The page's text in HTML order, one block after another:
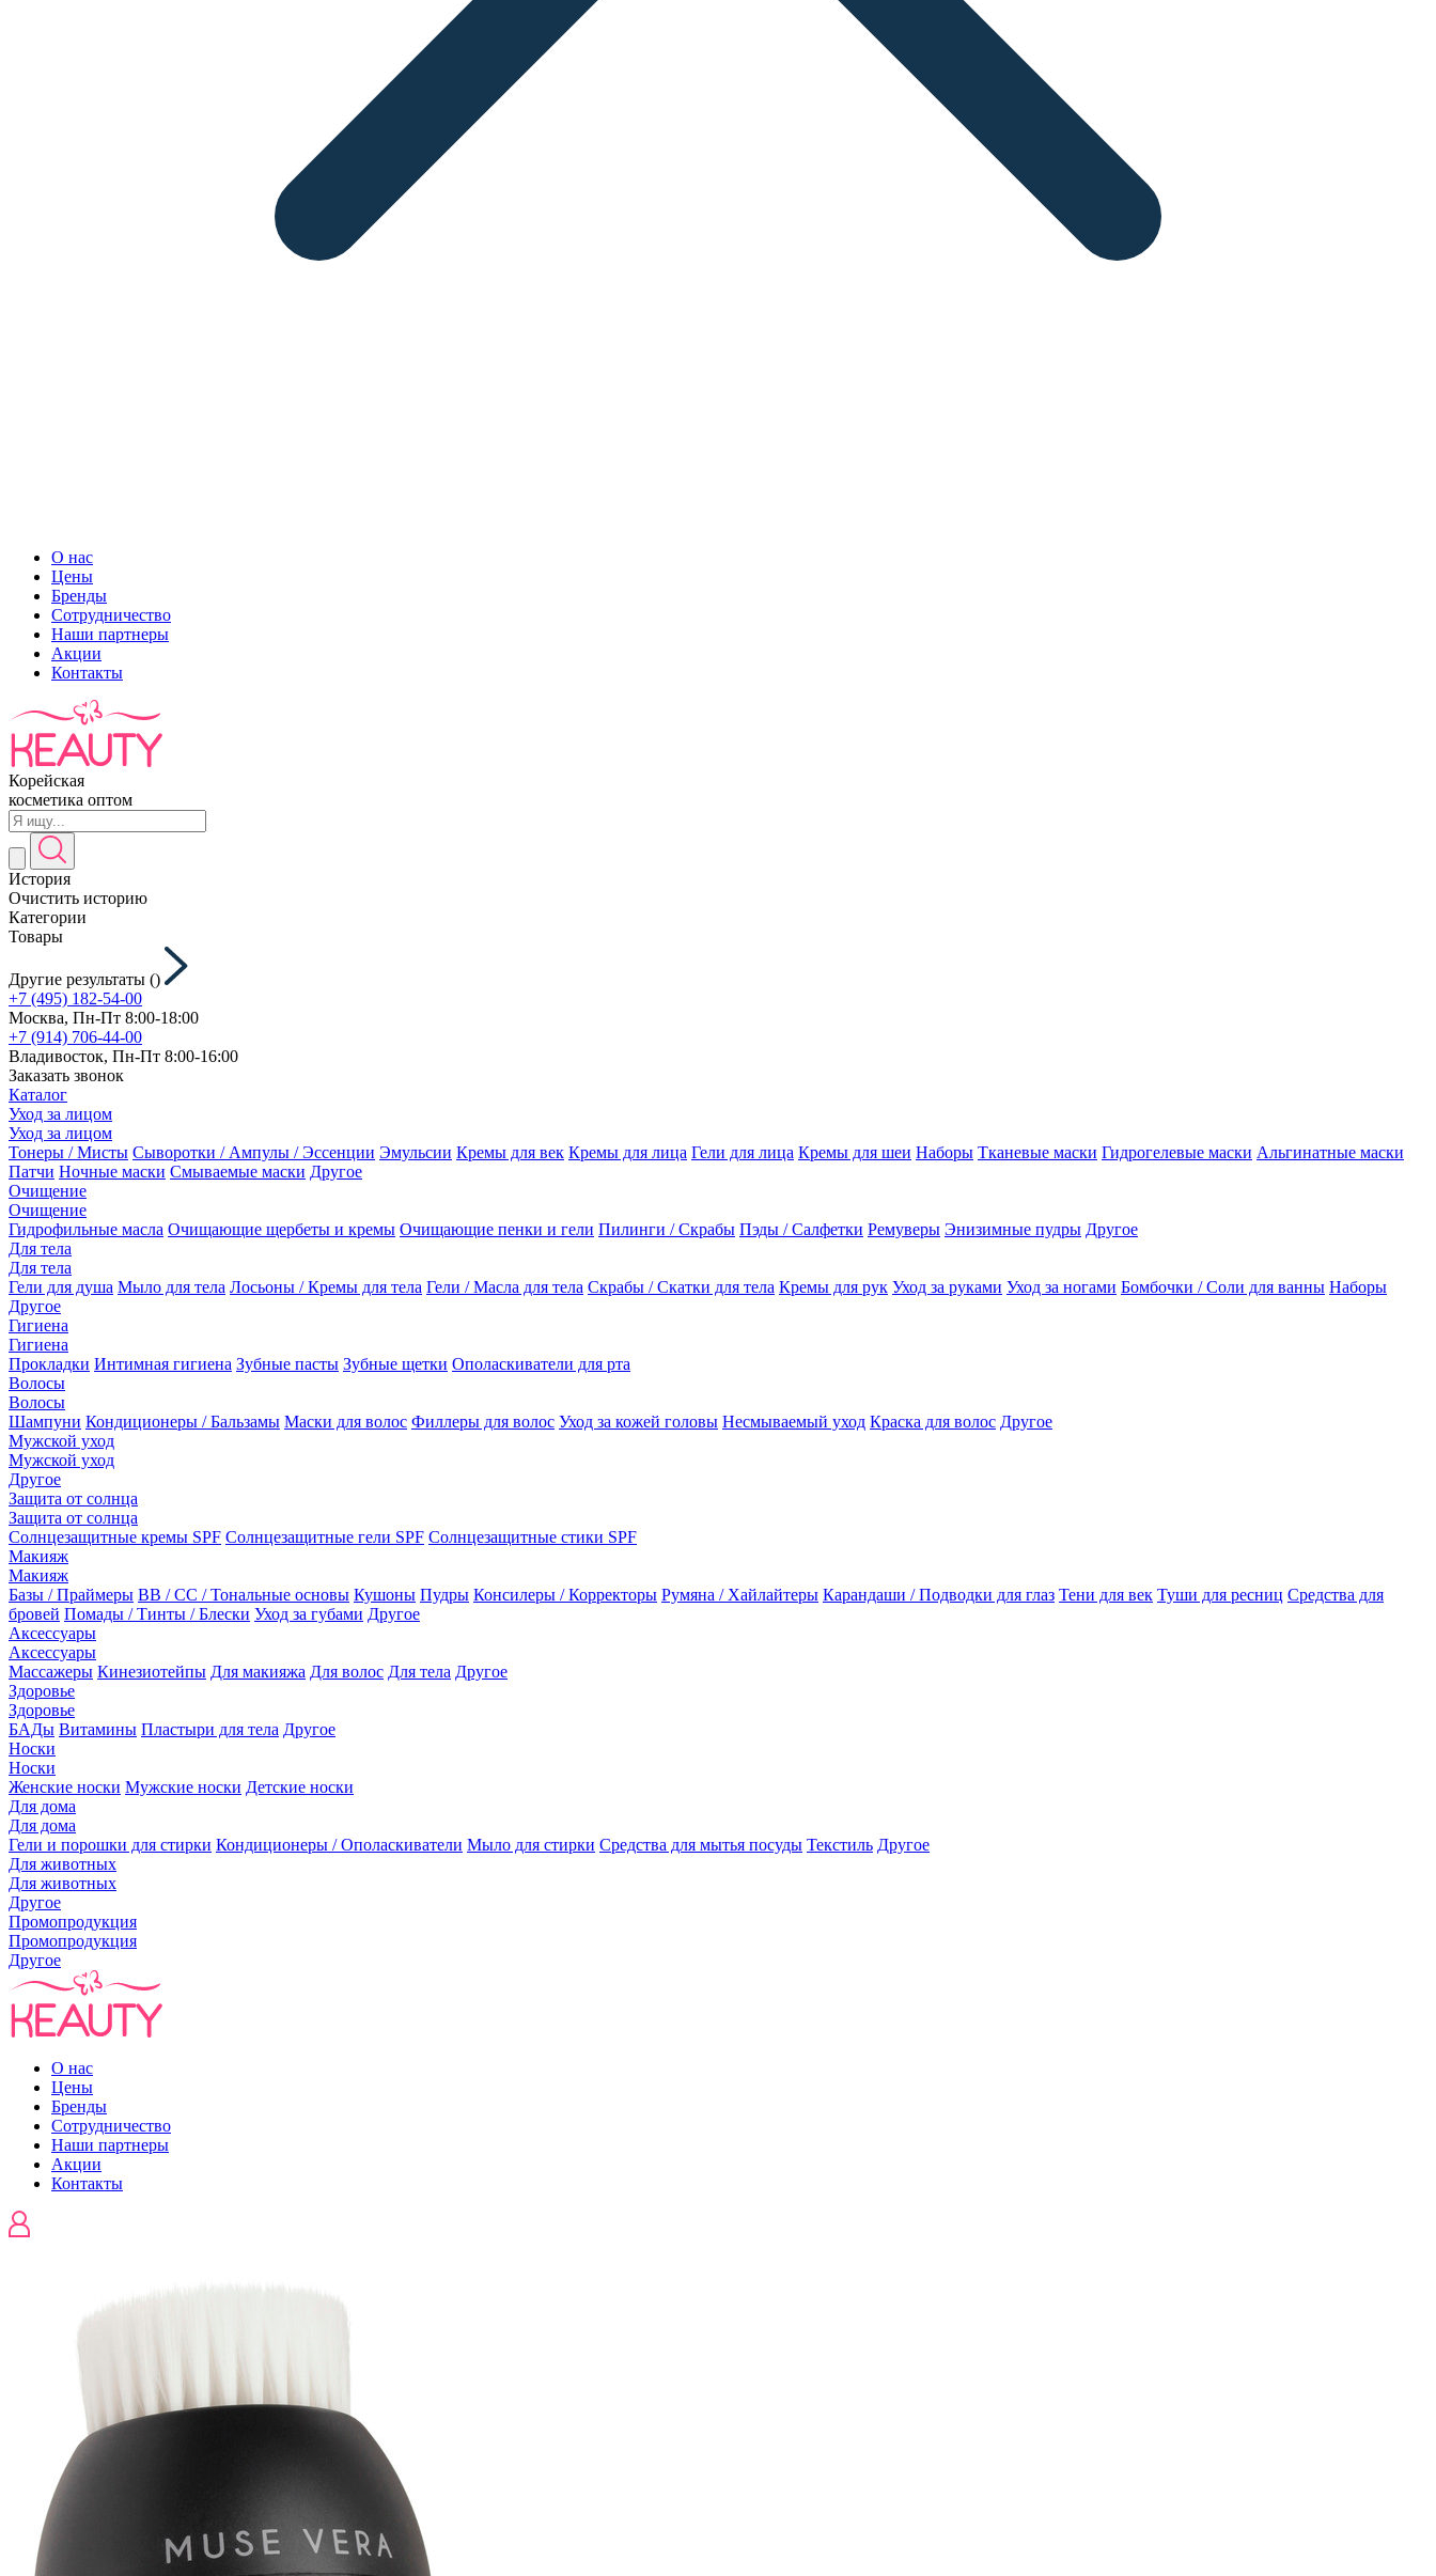
О нас
Цены
Бренды
Сотрудничество
Наши партнеры
Акции
Контакты
Корейская
косметика оптом
История
Очистить историю
Категории
Товары
Другие результаты ()
+7 (495) 182-54-00
Москва, Пн-Пт 8:00-18:00
+7 (914) 706-44-00
Владивосток, Пн-Пт 8:00-16:00
Заказать звонок
Каталог
Уход за лицом
Уход за лицом
Тонеры / Мисты Сыворотки / Ампулы / Эссенции Эмульсии Кремы для век Кремы для лица Гели для лица Кремы для шеи Наборы Тканевые маски Гидрогелевые маски Альгинатные маски
Патчи Ночные маски Смываемые маски Другое
Очищение
Очищение
Гидрофильные масла Очищающие щербеты и кремы Очищающие пенки и гели Пилинги / Скрабы Пэды / Салфетки Ремуверы Энизимные пудры Другое
Для тела
Для тела
Гели для душа Мыло для тела Лосьоны / Кремы для тела Гели / Масла для тела Скрабы / Скатки для тела Кремы для рук Уход за руками Уход за ногами Бомбочки / Соли для ванны Наборы
Другое
Гигиена
Гигиена
Прокладки Интимная гигиена Зубные пасты Зубные щетки Ополаскиватели для рта
Волосы
Волосы
Шампуни Кондиционеры / Бальзамы Маски для волос Филлеры для волос Уход за кожей головы Несмываемый уход Краска для волос Другое
Мужской уход
Мужской уход
Другое
Защита от солнца
Защита от солнца
Солнцезащитные кремы SPF Солнцезащитные гели SPF Солнцезащитные стики SPF
Макияж
Макияж
Базы / Праймеры BB / CC / Тональные основы Кушоны Пудры Консилеры / Корректоры Румяна / Хайлайтеры Карандаши / Подводки для глаз Тени для век Туши для ресниц Средства для
бровей Помады / Тинты / Блески Уход за губами Другое
Аксессуары
Аксессуары
Массажеры Кинезиотейпы Для макияжа Для волос Для тела Другое
Здоровье
Здоровье
БАДы Витамины Пластыри для тела Другое
Носки
Носки
Женские носки Мужские носки Детские носки
Для дома
Для дома
Гели и порошки для стирки Кондиционеры / Ополаскиватели Мыло для стирки Средства для мытья посуды Текстиль Другое
Для животных
Для животных
Другое
Промопродукция
Промопродукция
Другое
О нас
Цены
Бренды
Сотрудничество
Наши партнеры
Акции
Контакты